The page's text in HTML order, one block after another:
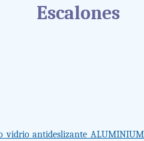
Escalones
vidrio antideslizante ALUMINIUM